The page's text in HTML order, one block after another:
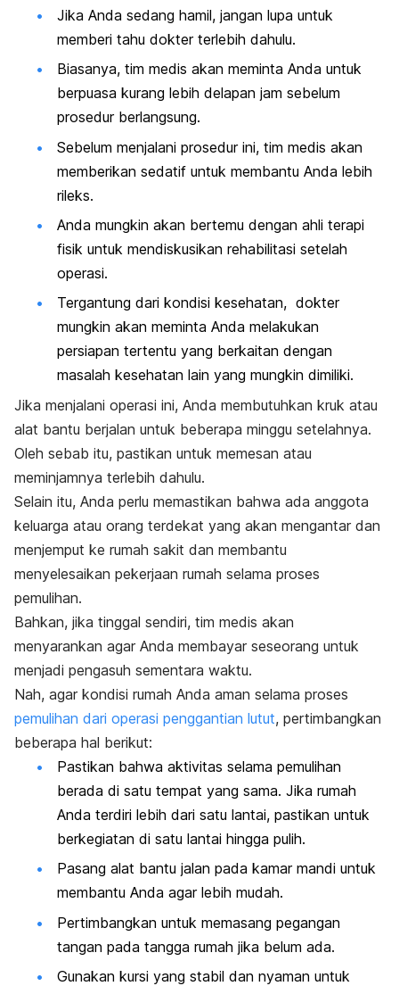
Jika Anda sedang hamil, jangan lupa untuk
memberi tahu dokter terlebih dahulu.
Biasanya, tim medis akan meminta Anda untuk
berpuasa kurang lebih delapan jam sebelum
prosedur berlangsung.
Sebelum menjalani prosedur ini, tim medis akan
memberikan sedatif untuk membantu Anda lebih
rileks.
Anda mungkin akan bertemu dengan ahli terapi
fisik untuk mendiskusikan rehabilitasi setelah
operasi.
Tergantung dari kondisi kesehatan, dokter
mungkin akan meminta Anda melakukan
persiapan tertentu yang berkaitan dengan
masalah kesehatan lain yang mungkin dimiliki.
Jika menjalani operasi ini, Anda membutuhkan kruk atau
alat bantu berjalan untuk beberapa minggu setelahnya.
Oleh sebab itu, pastikan untuk memesan atau
meminjamnya terlebih dahulu.
Selain itu, Anda perlu memastikan bahwa ada anggota
keluarga atau orang terdekat yang akan mengantar dan
menjemput ke rumah sakit dan membantu
menyelesaikan pekerjaan rumah selama proses
pemulihan.
Bahkan, jika tinggal sendiri, tim medis akan
menyarankan agar Anda membayar seseorang untuk
menjadi pengasuh sementara waktu.
Nah, agar kondisi rumah Anda aman selama proses
pemulihan dari operasi penggantian lutut, pertimbangkan
beberapa hal berikut:
Pastikan bahwa aktivitas selama pemulihan
berada di satu tempat yang sama. Jika rumah
Anda terdiri lebih dari satu lantai, pastikan untuk
berkegiatan di satu lantai hingga pulih.
Pasang alat bantu jalan pada kamar mandi untuk
membantu Anda agar lebih mudah.
Pertimbangkan untuk memasang pegangan
tangan pada tangga rumah jika belum ada.
Gunakan kursi yang stabil dan nyaman untuk